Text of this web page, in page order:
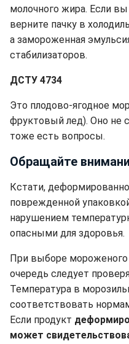
молочного жира. Если
верните пачку в
а замороженная
стабилизаторов.
ДСТУ 4734
Это плодово-ягодное
фруктовый лед). Оно не
тоже есть вопросы.
Обращайте
Кстати,
поврежденной
нарушением
опасными для здоровья.
При выборе
очередь следует
Температура в
соответствовать
Если продукт
может